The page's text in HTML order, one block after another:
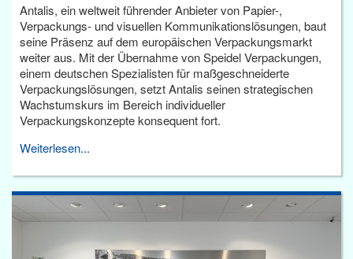
Antalis, ein weltweit führender Anbieter von Papier-,
Verpackungs- und visuellen Kommunikationslösungen, baut
seine Präsenz auf dem europäischen Verpackungsmarkt
weiter aus. Mit der Übernahme von Speidel Verpackungen,
einem deutschen Spezialisten für maßgeschneiderte
Verpackungslösungen, setzt Antalis seinen strategischen
Wachstumskurs im Bereich individueller
Verpackungskonzepte konsequent fort.
Weiterlesen...